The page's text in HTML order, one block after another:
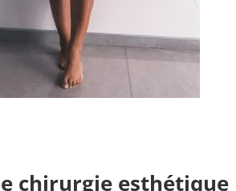
chirurgie esthétique